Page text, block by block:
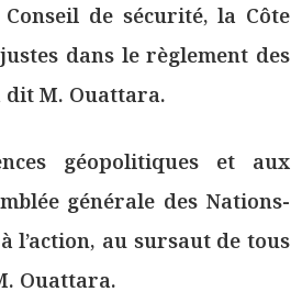
de sécurité, la Côte
dans le règlement des
dit M. Ouattara.
géopolitiques et aux
générale des Nations-
l’action, au sursaut de tous
Ouattara.